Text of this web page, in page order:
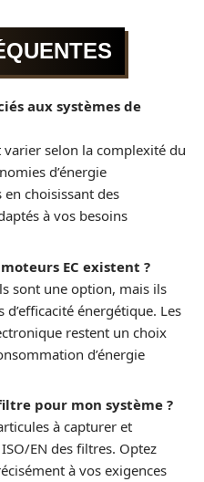
aux systèmes de
varier selon la complexité du
d’énergie
choisissant des
à vos besoins
EC existent ?
sont une option, mais ils
énergétique. Les
restent un choix
d’énergie
pour mon système ?
à capturer et
EN des filtres. Optez
à vos exigences